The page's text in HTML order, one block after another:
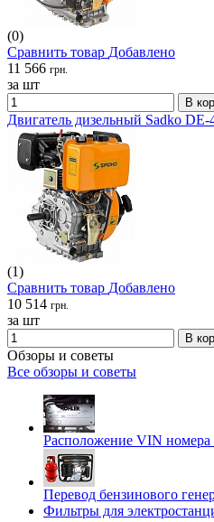
(0)
Сравнить товар Добавлено
11 566 грн.
за шт
В
Двигатель дизельный Sadko DE-
(1)
Сравнить товар Добавлено
10 514 грн.
за шт
В
Обзоры и советы
Все обзоры и советы
Расположение VIN номера
Перевод бензинового
Фильтры для